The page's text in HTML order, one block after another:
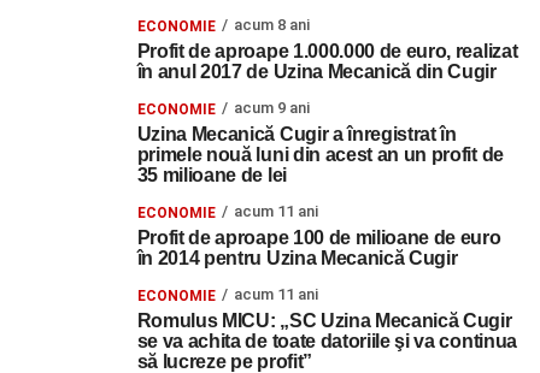
ECONOMIE acum 8 ani
Profit de aproape 1.000.000 de euro, realizat
în anul 2017 de Uzina Mecanică din Cugir
ECONOMIE acum 9 ani
Uzina Mecanică Cugir a înregistrat în
primele nouă luni din acest an un profit de
35 milioane de lei
ECONOMIE acum 11 ani
Profit de aproape 100 de milioane de euro
în 2014 pentru Uzina Mecanică Cugir
ECONOMIE acum 11 ani
Romulus MICU: „SC Uzina Mecanică Cugir
se va achita de toate datoriile şi va continua
să lucreze pe profit”